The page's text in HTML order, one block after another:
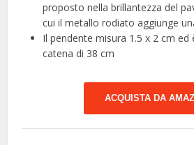
proposto nella brillantezza del
cui il metallo rodiato aggiunge
Il pendente misura 1.5 x 2 cm ed
catena di 38 cm
ACQUISTA DA